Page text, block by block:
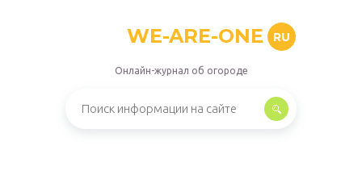
WE-ARE-ONE RU
Онлайн-журнал об огороде